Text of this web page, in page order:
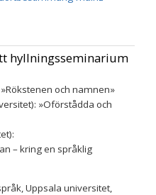
hyllningsseminarium
och namnen»
»Oförstådda och
– kring en språklig
Uppsala universitet,